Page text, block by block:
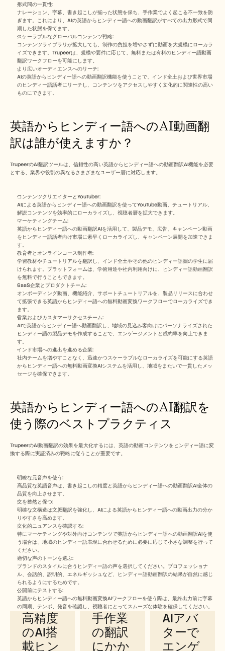
形式間の一貫性:
ナレーション、字幕、書き起こしが揃った状態を保ち、手作業でよく起こる不一致を防
ぎます。これにより、AIの英語からヒンディー語への動画翻訳がすべての出力形式で同
期した状態を保てます。
スケーラブルなグローバルコンテンツ戦略:
コンテンツライブラリが拡大しても、制作の負担を増やさずに動画を大規模にローカラ
イズできます。Trupeerは、規模や要件に応じて、無料または有料のヒンディー語動画
翻訳ワークフローを可能にします。
より広いオーディエンスへのリーチ:
AIの英語からヒンディー語への動画翻訳機能を使うことで、インド全土および世界市場
のヒンディー語話者にリーチし、コンテンツをアクセスしやすく文化的に関連性の高い
ものにできます。
英語からヒンディー語へのAI動画翻
訳は誰が使えますか？
TrupeerのAI翻訳ツールは、信頼性の高い英語からヒンディー語への動画翻訳AI機能を必要
とする、業界や役割の異なるさまざまなユーザー層に対応します。
コンテンツクリエイターとYouTuber:
AIによる英語からヒンディー語への動画翻訳を使ってYouTube動画、チュートリアル、
解説コンテンツを効率的にローカライズし、視聴者層を拡大できます。
マーケティングチーム:
英語からヒンディー語への動画翻訳AIを活用して、製品デモ、広告、キャンペーン動画
をヒンディー語話者向け市場に素早くローカライズし、キャンペーン展開を加速できま
す。
教育者とオンラインコース制作者:
学習教材やチュートリアルを翻訳し、インド全土やその他のヒンディー語圏の学生に届
けられます。プラットフォームは、学術用途や社内利用向けに、ヒンディー語動画翻訳
を無料で行うこともできます。
SaaS企業とプロダクトチーム:
オンボーディング動画、機能紹介、サポートチュートリアルを、製品リリースに合わせ
て拡張できる英語からヒンディー語への無料動画変換ワークフローでローカライズでき
ます。
営業およびカスタマーサクセスチーム:
AIで英語からヒンディー語へ動画翻訳し、地域の見込み客向けにパーソナライズされた
ヒンディー語の製品デモを作成することで、エンゲージメントと成約率を向上できま
す。
インド市場への進出を進める企業:
社内チームを増やすことなく、迅速かつスケーラブルなローカライズを可能にする英語
からヒンディー語への無料動画変換AIシステムを活用し、地域をまたいで一貫したメッ
セージを確保できます。
英語からヒンディー語へのAI翻訳を
使う際のベストプラクティス
TrupeerのAI動画翻訳の効果を最大化するには、英語の動画コンテンツをヒンディー語に変
換する際に実証済みの戦略に従うことが重要です。
明瞭な元音声を使う:
高品質な英語音声は、書き起こしの精度と英語からヒンディー語への動画翻訳AI全体の
品質を向上させます。
文を整然と保つ:
明確な文構造は文脈翻訳を強化し、AIによる英語からヒンディー語への動画出力の分か
りやすさを高めます。
文化的ニュアンスを確認する:
特にマーケティングや対外向けコンテンツで英語からヒンディー語への動画翻訳AIを使
う場合は、地域のヒンディー語表現に合わせるために必要に応じて小さな調整を行って
ください。
適切な声のトーンを選ぶ:
ブランドのスタイルに合うヒンディー語の声を選択してください。プロフェッショナ
ル、会話的、説明的、エネルギッシュなど、ヒンディー語動画翻訳の結果が自然に感じ
られるようにするためです。
公開前にテストする:
英語からヒンディー語への無料動画変換AIワークフローを使う際は、最終出力前に字幕
の同期、テンポ、発音を確認し、視聴者にとってスムーズな体験を確保してください。
Trupeerの英語からヒンディー語へ
の動画翻訳ツールを使うメリット
高精度
のAI搭
載ヒン
手作業
の翻訳
にかか
AIアバ
ターで
エンゲ